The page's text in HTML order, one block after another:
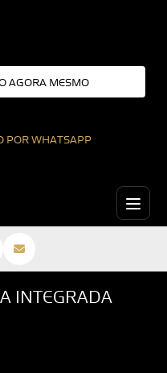
AGORA MESMO
POR WHATSAPP
integrada automatica
INTEGRADA